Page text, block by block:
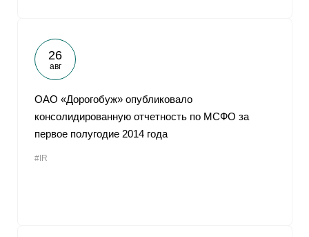
26
авг
ОАО «Дорогобуж» опубликовало
консолидированную отчетность по МСФО за
первое полугодие 2014 года
#IR